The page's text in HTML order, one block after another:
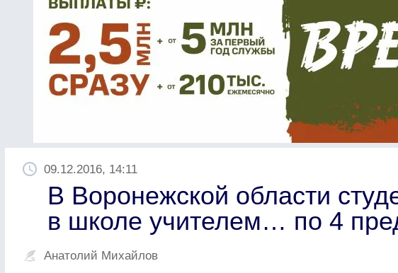
09.12.2016, 14:11
В Воронежской области
в школе учителем… по 4
Анатолий Михайлов